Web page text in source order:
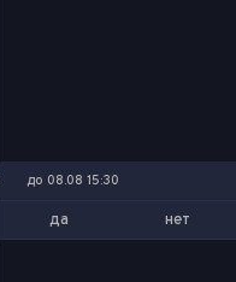
до 08.08 15:30
да нет